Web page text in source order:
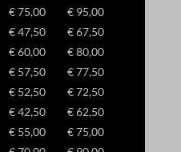
€ 75,00
€ 95,00
€ 47,50
€ 67,50
€ 60,00
€ 80,00
€ 57,50
€ 77,50
€ 52,50
€ 72,50
€ 42,50
€ 62,50
€ 55,00
€ 75,00